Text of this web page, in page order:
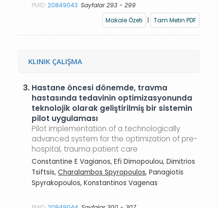
PMID:20849043 Sayfalar 293 - 299
Makale Özeti
| Tam Metin PDF
KLINIK ÇALIŞMA
3. Hastane öncesi dönemde, travma
hastasında tedavinin optimizasyonunda
teknolojik olarak geliştirilmiş bir sistemin
pilot uygulaması
Pilot implementation of a technologically
advanced system for the optimization of pre-
hospital, trauma patient care
Constantine E Vagianos, Efi Dimopoulou, Dimitrios
Tsiftsis,Charalambos Spyropoulos, Panagiotis
Spyrakopoulos, Konstantinos Vagenas